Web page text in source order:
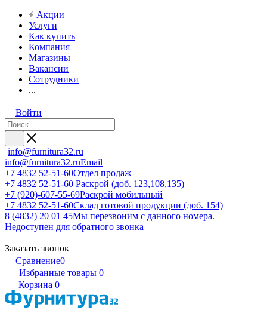
Акции
Услуги
Как купить
Компания
Магазины
Вакансии
Сотрудники
...
Войти
info@furnitura32.ru
info@furnitura32.ruEmail
+7 4832 52-51-60Отдел продаж
+7 4832 52-51-60 Раскрой (доб. 123,108,135)
+7 (920)-607-55-69Раскрой мобильный
+7 4832 52-51-60Склад готовой продукции (доб. 154)
8 (4832) 20 01 45Мы перезвоним с данного номера.
Недоступен для обратного звонка
Заказать звонок
Сравнение0
Избранные товары 0
Корзина 0